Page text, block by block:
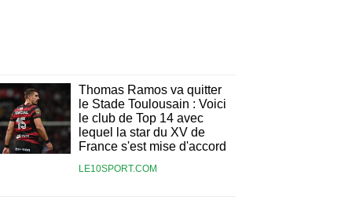
Thomas Ramos va quitter
le Stade Toulousain : Voici
le club de Top 14 avec
lequel la star du XV de
France s'est mise d'accord
LE10SPORT.COM